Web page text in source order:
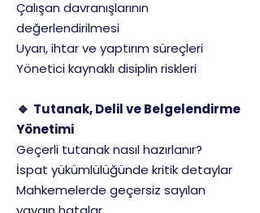
Çalışan davranışlarının
değerlendirilmesi
Uyarı, ihtar ve yaptırım süreçleri
Yönetici kaynaklı disiplin riskleri
🔹 Tutanak, Delil ve Belgelendirme
Yönetimi
Geçerli tutanak nasıl hazırlanır?
İspat yükümlülüğünde kritik detaylar
Mahkemelerde geçersiz sayılan